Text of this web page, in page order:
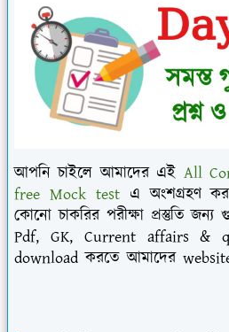
আপনি চাইলে আমাদের এই All
free Mock testএ অংশগ্রহণ
কোনো চাকরির পরীক্ষা প্রস্তুতি
Pdf, GK, Current affairs &
download করতে আমাদের